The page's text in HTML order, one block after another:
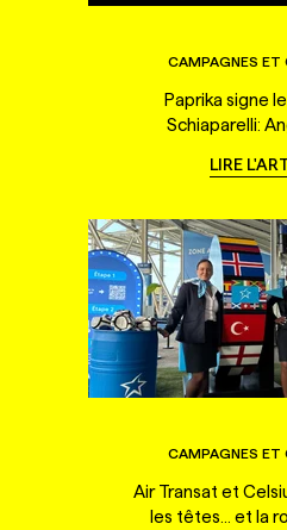
CAMPAGNES ET
Paprika signe
Schiaparelli:
LIRE
CAMPAGNES ET
Air Transat et
les têtes... et la